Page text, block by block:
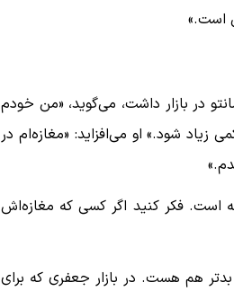
است.»
در بازار داشت، می‌گوید، «من خودم
شود.» او می‌افزاید: «مغازه‌ام در
نابود می‌شدم؛ الان سود ما 30 درصد کاهش یافته است. فکر کنید اگر کسی که مغازه‌اش
هم هست. در بازار جعفری که برای